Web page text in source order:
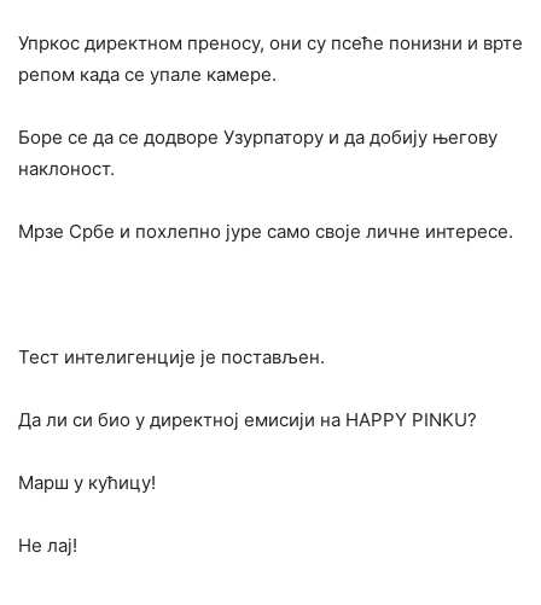
Упркос директном преносу, они су псеће понизни и врте
репом када се упале камере.
Боре се да се додворе Узурпатору и да добију његову
наклоност.
Мрзе Србе и похлепно јуре само своје личне интересе.
Тест интелигенције је постављен.
Да ли си био у директној емисији на HAPPY PINKU?
Марш у кућицу!
Не лај!